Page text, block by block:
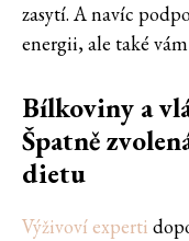
zasytí. A navíc
energii, ale také
Bílkoviny a
Špatně
dietu
Výživoví experti